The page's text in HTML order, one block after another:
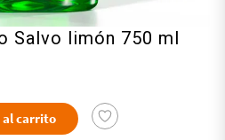
Salvo limón 750 ml
carrito